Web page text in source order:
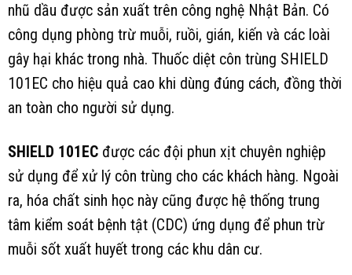
nhũ dầu được sản xuất trên công nghệ Nhật Bản. Có
công dụng phòng trừ muỗi, ruồi, gián, kiến và các loài
gây hại khác trong nhà. Thuốc diệt côn trùng SHIELD
101EC cho hiệu quả cao khi dùng đúng cách, đồng thời
an toàn cho người sử dụng.
SHIELD 101EC được các đội phun xịt chuyên nghiệp
sử dụng để xử lý côn trùng cho các khách hàng. Ngoài
ra, hóa chất sinh học này cũng được hệ thống trung
tâm kiểm soát bệnh tật (CDC) ứng dụng để phun trừ
muỗi sốt xuất huyết trong các khu dân cư.